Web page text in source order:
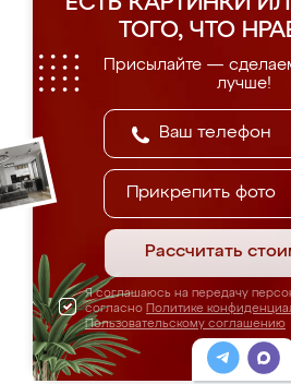
ТОГО, ЧТО
Присылайте —
лучше!
Прикрепить фото
Рассчитать
Я соглашаюсь на передачу
согласно Политике
Пользовательскому соглашению